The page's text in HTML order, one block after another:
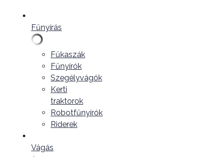
Fűnyírás
Fűkaszák
Fűnyírók
Szegélyvágók
Kerti
traktorok
Robotfűnyírók
Riderek
Vágás